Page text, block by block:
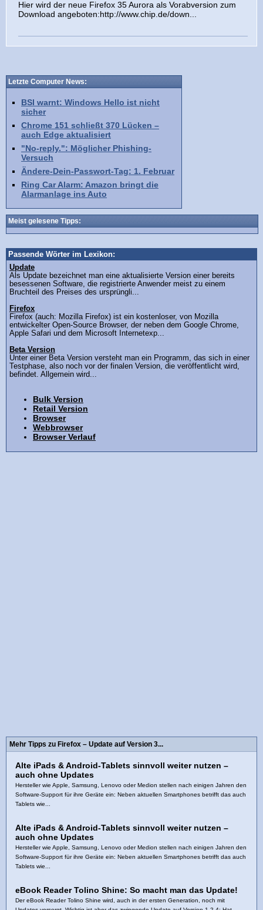
Hier wird der neue Firefox 35 Aurora als Vorabversion zum
Download angeboten:http://www.chip.de/down...
Letzte Computer News:
BSI warnt: Windows Hello ist nicht
sicher
Chrome 151 schließt 370 Lücken –
auch Edge aktualisiert
"No-reply.": Möglicher Phishing-
Versuch
Ändere-Dein-Passwort-Tag: 1. Februar
Ring Car Alarm: Amazon bringt die
Alarmanlage ins Auto
Meist gelesene Tipps:
Passende Wörter im Lexikon:
Update
Als Update bezeichnet man eine aktualisierte Version einer bereits
besessenen Software, die registrierte Anwender meist zu einem
Bruchteil des Preises des ursprüngli...
Firefox
Firefox (auch: Mozilla Firefox) ist ein kostenloser, von Mozilla
entwickelter Open-Source Browser, der neben dem Google Chrome,
Apple Safari und dem Microsoft Internetexp...
Beta Version
Unter einer Beta Version versteht man ein Programm, das sich in einer
Testphase, also noch vor der finalen Version, die veröffentlicht wird,
befindet. Allgemein wird...
Bulk Version
Retail Version
Browser
Webbrowser
Browser Verlauf
Mehr Tipps zu Firefox – Update auf Version 3...
Alte iPads & Android‑Tablets sinnvoll weiter nutzen –
auch ohne Updates
Hersteller wie Apple, Samsung, Lenovo oder Medion stellen nach einigen Jahren den
Software‑Support für ihre Geräte ein: Neben aktuellen Smartphones betrifft das auch
Tablets wie...
Alte iPads & Android‑Tablets sinnvoll weiter nutzen –
auch ohne Updates
Hersteller wie Apple, Samsung, Lenovo oder Medion stellen nach einigen Jahren den
Software‑Support für ihre Geräte ein: Neben aktuellen Smartphones betrifft das auch
Tablets wie...
eBook Reader Tolino Shine: So macht man das Update!
Der eBook Reader Tolino Shine wird, auch in der ersten Generation, noch mit